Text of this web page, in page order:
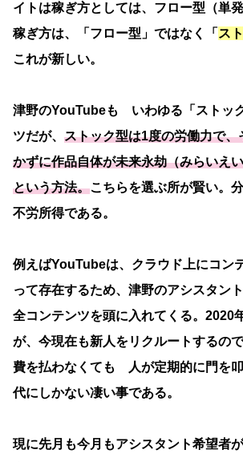
イトは稼ぎ方としては、フロー型（単
稼ぎ方は、「フロー型」ではなく「 ス
これが新しい。
津野のYouTubeも いわゆる「ストッ
ツだが、 ストック型は1度の労働力で、
かずに作品自体が未来永劫（みらいえ
という方法。こちらを選ぶ所が賢い。
不労所得である。
例えばYouTubeは、クラウド上にコン
って存在するため、津野のアシスタン
全コンテンツを頭に入れてくる。2020
が、今現在も新人をリクルートするの
費を払わなくても 人が定期的に門を
代にしかない凄い事である。
現に先月も今月もアシスタント希望者